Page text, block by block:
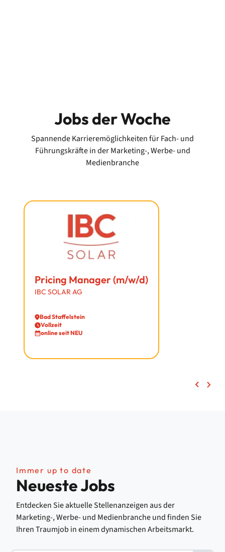
Jobs der Woche
Spannende Karrieremöglichkeiten fürFach- und
Führungskräfte in der Marketing-, Werbe- und
Medienbranche
Pricing Manager (m/w/d)
IBC SOLAR AG
Bad Staffelstein
Vollzeit
online seit NEU
Immer up to date
Neueste Jobs
Entdecken Sie aktuelle Stellenanzeigen aus der
Marketing-, Werbe- und Medienbranche und finden Sie
Ihren Traumjob in einem dynamischen Arbeitsmarkt.